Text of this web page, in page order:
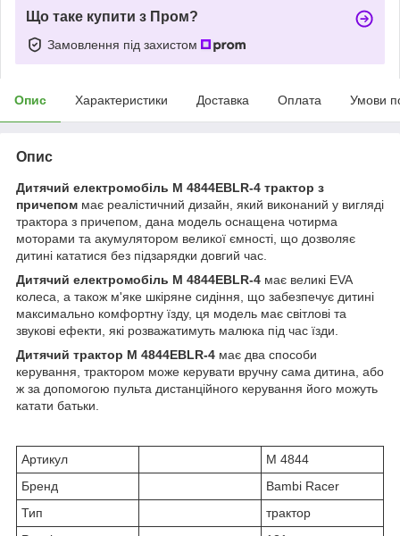
Що таке купити з Пром?
Замовлення під захистом
Опис Характеристики Доставка Оплата Умови
Опис
Дитячий електромобіль M 4844EBLR-4 трактор з
причепом має реалістичний дизайн, який виконаний у вигляді
трактора з причепом, дана модель оснащена чотирма
моторами та акумулятором великої ємності, що дозволяє
дитині кататися без підзарядки довгий час.
Дитячий електромобіль M 4844EBLR-4 має великі EVA
колеса, а також м'яке шкіряне сидіння, що забезпечує дитині
максимально комфортну їзду, ця модель має світлові та
звукові ефекти, які розважатимуть малюка під час їзди.
Дитячий трактор M 4844EBLR-4 має два способи
керування, трактором може керувати вручну сама дитина, або
ж за допомогою пульта дистанційного керування його можуть
катати батьки.
Артикул
M 4844
Бренд
Bambi Racer
Тип
трактор